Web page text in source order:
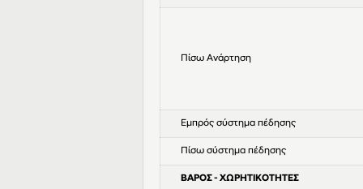
Πίσω Ανάρτηση
Εμπρός σύστημα πέδησης
Πίσω σύστημα πέδησης
ΒΑΡΟΣ - ΧΩΡΗΤΙΚΟΤΗΤΕΣ